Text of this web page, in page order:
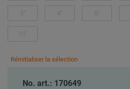
Réinitialiser la sélection
No. art.: 170649